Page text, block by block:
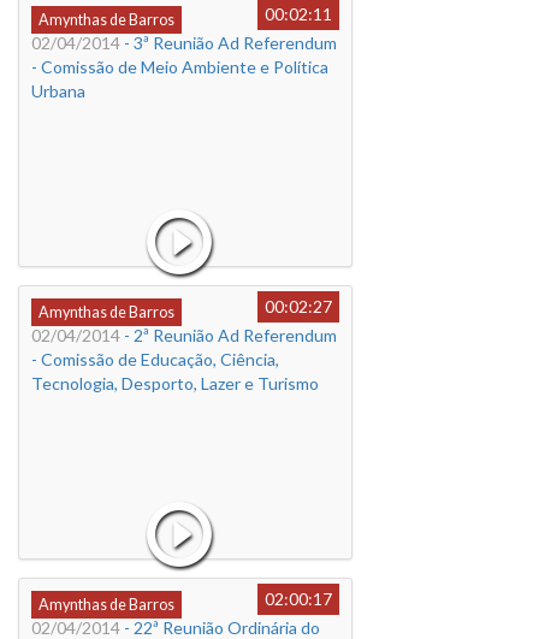
Amynthas de Barros
00:02:11
02/04/2014 - 3ª Reunião Ad Referendum
- Comissão de Meio Ambiente e Política
Urbana
Amynthas de Barros
00:02:27
02/04/2014 - 2ª Reunião Ad Referendum
- Comissão de Educação, Ciência,
Tecnologia, Desporto, Lazer e Turismo
Amynthas de Barros
02:00:17
02/04/2014 - 22ª Reunião Ordinária do